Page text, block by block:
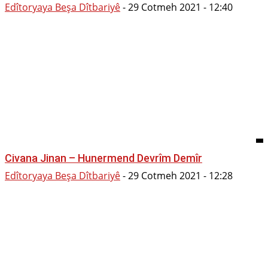
Edîtoryaya Beşa Dîtbariyê-29 Cotmeh 2021 - 12:40
Civana Jinan – Hunermend Devrîm Demîr
Edîtoryaya Beşa Dîtbariyê-29 Cotmeh 2021 - 12:28